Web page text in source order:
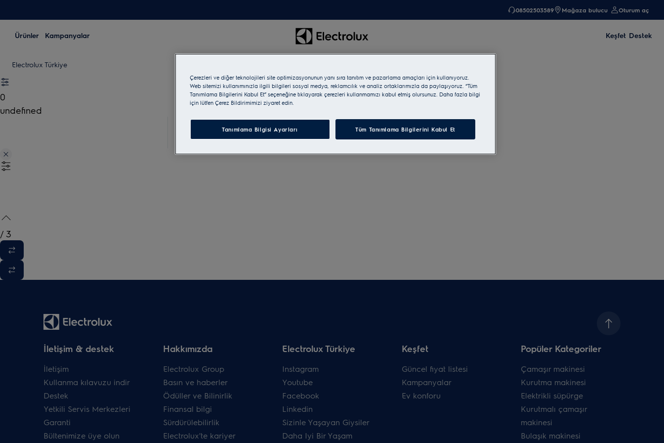
08502503589 Mağaza bulucu Oturum aç
Ürünler Kampanyalar Keşfet Destek
Electrolux Türkiye
0
undefined
/ 3
İletişim & destek
İletişim
Kullanma kılavuzu indir
Destek
Yetkili Servis Merkezleri
Garanti
Bültenimize üye olun
Hakkımızda
Electrolux Group
Basın ve haberler
Ödüller ve Bilinirlik
Finansal bilgi
Sürdürülebilirlik
Electrolux'te kariyer
Electrolux Türkiye
Instagram
Youtube
Facebook
Linkedin
Sizinle Yaşayan Giysiler
Daha Iyi Bir Yaşam
Keşfet
Güncel fiyat listesi
Kampanyalar
Ev konforu
Popüler Kategoriler
Çamaşır makinesi
Kurutma makinesi
Elektrikli süpürge
Kurutmalı çamaşır
makinesi
Bulaşık makinesi
Çerezleri ve diğer teknolojileri site optimizasyonunun yanı sıra tanıtım ve pazarlama amaçları için kullanıyoruz.
Web sitemizi kullanımınızla ilgili bilgileri sosyal medya, reklamcılık ve analiz ortaklarımızla da paylaşıyoruz. “Tüm
Tanımlama Bilgilerini Kabul Et” seçeneğine tıklayarak çerezleri kullanmamızı kabul etmiş olursunuz. Daha fazla bilgi
için lütfen Çerez Bildirimimizi ziyaret edin.
Tanımlama Bilgisi Ayarları Tüm Tanımlama Bilgilerini Kabul Et